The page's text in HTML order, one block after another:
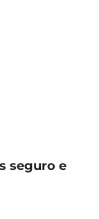
seguro e